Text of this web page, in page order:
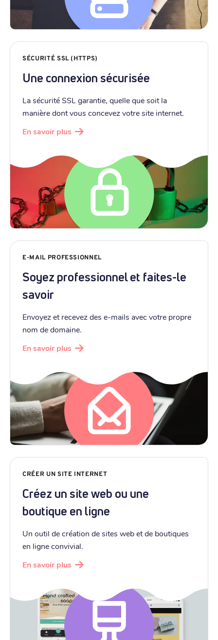
SÉCURITÉ SSL (HTTPS)
Une connexion sécurisée
La sécurité SSL garantie, quelle que soit la
manière dont vous concevez votre site internet.
En savoir plus
E-MAIL PROFESSIONNEL
Soyez professionnel et faites-le
savoir
Envoyez et recevez des e-mails avec votre propre
nom de domaine.
En savoir plus
CRÉER UN SITE INTERNET
Créez un site web ou une
boutique en ligne
Un outil de création de sites web et de boutiques
en ligne convivial.
En savoir plus